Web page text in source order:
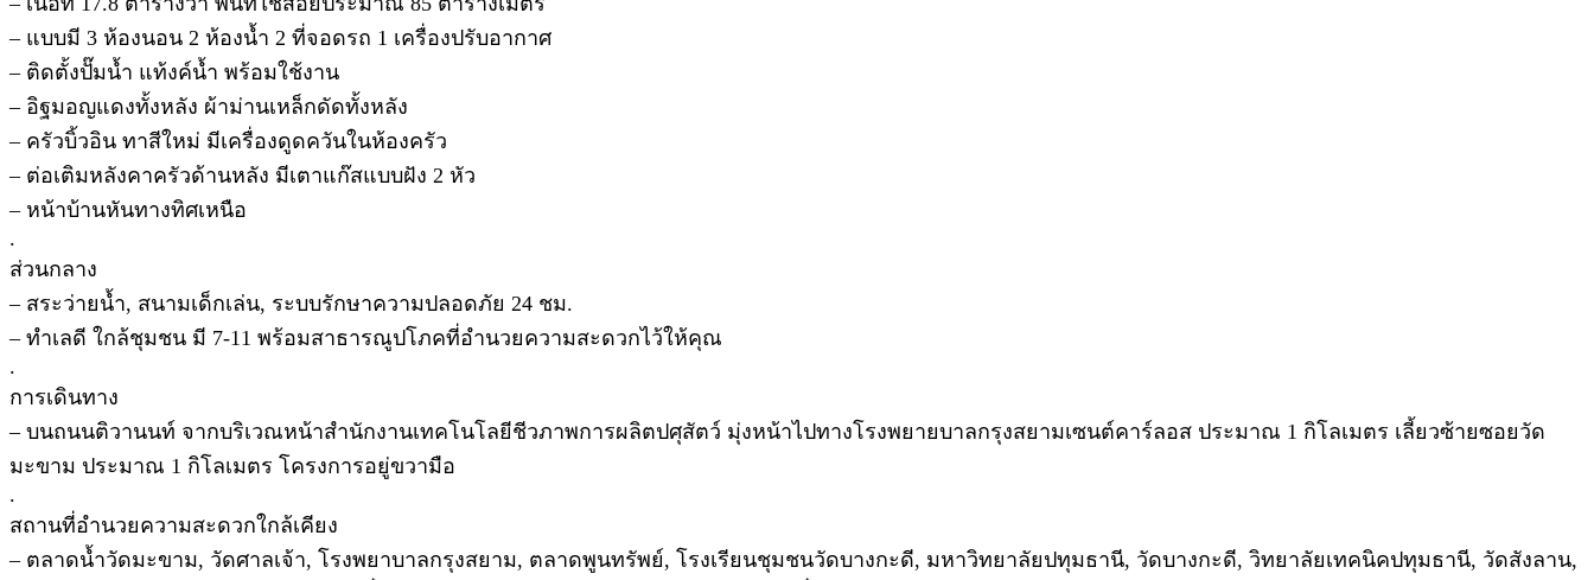
– แบบมี 3 ห้องนอน 2 ห้องน้ำ 2 ที่จอดรถ 1 เครื่องปรับอากาศ
– ติดตั้งปั๊มน้ำ แท้งค์น้ำ พร้อมใช้งาน
– อิฐมอญแดงทั้งหลัง ผ้าม่านเหล็กดัดทั้งหลัง
– ครัวบิ้วอิน ทาสีใหม่ มีเครื่องดูดควันในห้องครัว
– ต่อเติมหลังคาครัวด้านหลัง มีเตาแก๊สแบบฝัง 2 หัว
– หน้าบ้านหันทางทิศเหนือ
.
ส่วนกลาง
– สระว่ายน้ำ, สนามเด็กเล่น, ระบบรักษาความปลอดภัย 24 ชม.
– ทำเลดี ใกล้ชุมชน มี 7-11 พร้อมสาธารณูปโภคที่อำนวยความสะดวกไว้ให้คุณ
.
การเดินทาง
– บนถนนติวานนท์ จากบริเวณหน้าสำนักงานเทคโนโลยีชีวภาพการผลิตปศุสัตว์ มุ่งหน้าไปทางโรงพยายบาลกรุงสยามเซนต์คาร์ลอส ประมาณ 1 กิโลเมตร เลี้ยวซ้ายซอยวัด
มะขาม ประมาณ 1 กิโลเมตร โครงการอยู่ขวามือ
.
สถานที่อำนวยความสะดวกใกล้เคียง
– ตลาดน้ำวัดมะขาม, วัดศาลเจ้า, โรงพยาบาลกรุงสยาม, ตลาดพูนทรัพย์, โรงเรียนชุมชนวัดบางกะดี, มหาวิทยาลัยปทุมธานี, วัดบางกะดี, วิทยาลัยเทคนิคปทุมธานี, วัดสังลาน,